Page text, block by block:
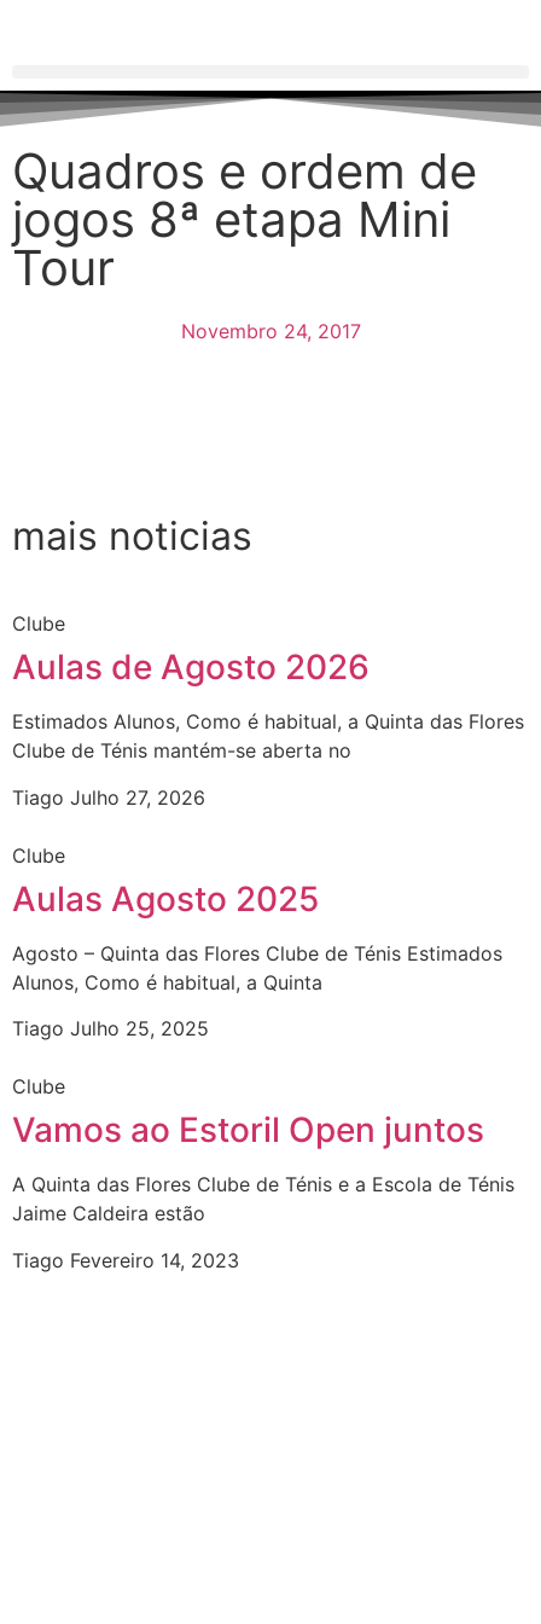
Quadros e ordem de
jogos 8ª etapa Mini
Tour
Novembro 24, 2017
mais noticias
Clube
Aulas de Agosto 2026
Estimados Alunos, Como é habitual, a Quinta das Flores
Clube de Ténis mantém-se aberta no
Tiago Julho 27, 2026
Clube
Aulas Agosto 2025
Agosto – Quinta das Flores Clube de Ténis Estimados
Alunos, Como é habitual, a Quinta
Tiago Julho 25, 2025
Clube
Vamos ao Estoril Open juntos
A Quinta das Flores Clube de Ténis e a Escola de Ténis
Jaime Caldeira estão
Tiago Fevereiro 14, 2023